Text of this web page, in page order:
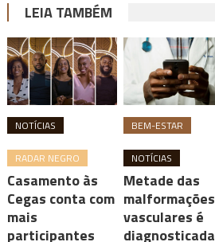
LEIA TAMBÉM
NOTÍCIAS
RADAR NEGRO
Casamento às
Cegas conta com
mais
participantes
BEM-ESTAR
NOTÍCIAS
Metade das
malformações
vasculares é
diagnosticada